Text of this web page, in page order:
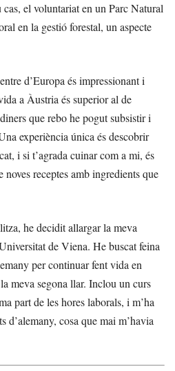
el voluntariat en un Parc Natural
en la gestió forestal, un aspecte
d’Europa és impressionant i
a Àustria és superior al de
que rebo he pogut subsistir i
experiència única és descobrir
i si t’agrada cuinar com a mi, és
noves receptes amb ingredients que
he decidit allargar la meva
de Viena. He buscat feina
per continuar fent vida en
meva segona llar. Inclou un curs
part de les hores laborals, i m’ha
d’alemany, cosa que mai m’havia